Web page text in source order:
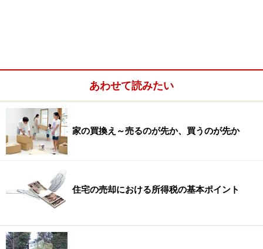
あわせて読みたい
家の買換え～売るのが先か、買うのが先か
住宅の売却における所得税の基本ポイント